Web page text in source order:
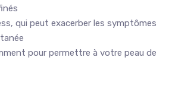
qui peut exacerber les symptômes
pour permettre à votre peau de